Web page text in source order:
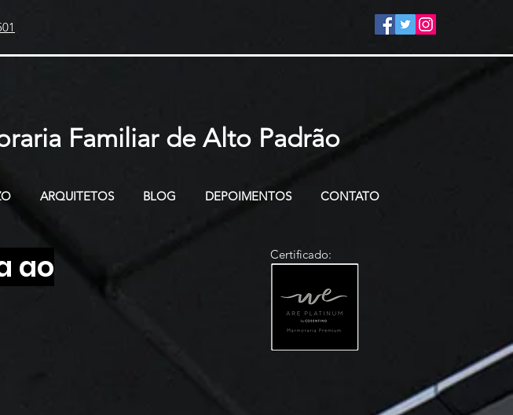
Familiar de Alto Padrão
ARQUITETOS BLOG DEPOIMENTOS CONTATO
ao
Certificado: